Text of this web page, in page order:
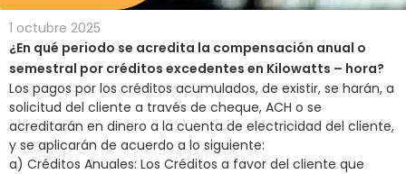
1 octubre 2025
¿En qué periodo se acredita la compensación anual o
semestral por créditos excedentes en Kilowatts – hora?
Los pagos por los créditos acumulados, de existir, se harán, a
solicitud del cliente a través de cheque, ACH o se
acreditarán en dinero a la cuenta de electricidad del cliente,
y se aplicarán de acuerdo a lo siguiente:
a) Créditos Anuales: Los Créditos a favor del cliente que